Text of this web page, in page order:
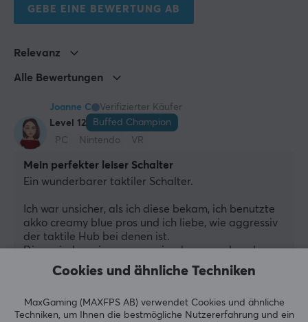
GEBE EINE BEWERTUNG AB
Relevanz
Alle Bewertungen
Joanne C
Verifizierter Käufer
Level 12
Buffed Champion
PC
Nintendo VR
Mein perfekter leiser Schalter
Ein wunderbarer taktiler Schalter.
Ich war unsicher, als ich diese bekam, ich benutzte
akko creamy blue pros und ich liebe, wie aggressiv
der taktile Hub bei denen ist.
Diese sind weniger aggressiv, aber unverkennbar
Extrem leiser Betrieb und überhaupt nicht kratzig.
Durchdrücken der Taste ist auch nicht schwammig.
Cookies und ähnliche Techniken
MaxGaming (MAXFPS AB) verwendet Cookies und ähnliche
Techniken, um Ihnen die bestmögliche Nutzererfahrung und ein